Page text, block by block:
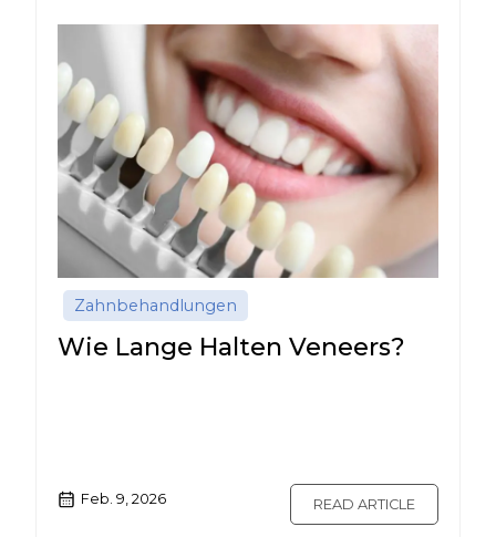
Zahnbehandlungen
Wie Lange Halten Veneers?
Feb. 9, 2026 READ ARTICLE